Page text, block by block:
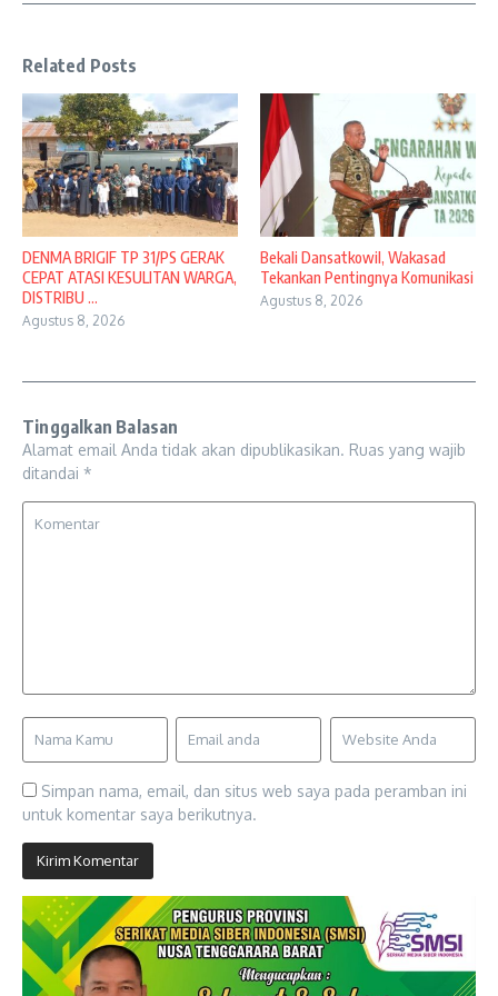
Related Posts
DENMA BRIGIF TP 31/PS GERAK
CEPAT ATASI KESULITAN WARGA,
DISTRIBU ...
Agustus 8, 2026
Bekali Dansatkowil, Wakasad
Tekankan Pentingnya Komunikasi
Agustus 8, 2026
Tinggalkan Balasan
Alamat email Anda tidak akan dipublikasikan. Ruas yang wajib
ditandai *
Simpan nama, email, dan situs web saya pada peramban ini
untuk komentar saya berikutnya.